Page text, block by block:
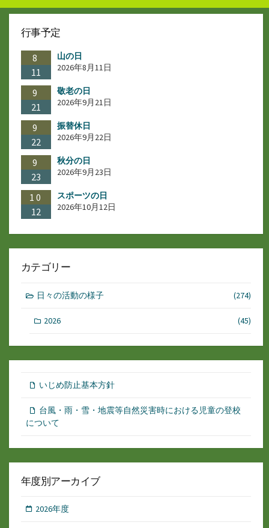
行事予定
8
11
山の日
2026年8月11日
9
21
敬老の日
2026年9月21日
9
22
振替休日
2026年9月22日
9
23
秋分の日
2026年9月23日
10
12
スポーツの日
2026年10月12日
カテゴリー
日々の活動の様子 (274)
2026 (45)
いじめ防止基本方針
台風・雨・雪・地震等自然災害時における児童の登校
について
年度別アーカイブ
2026年度